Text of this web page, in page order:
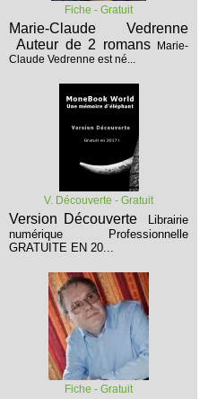
Fiche - Gratuit
Marie-Claude Vedrenne
Auteur de 2 romans
Marie-
Claude Vedrenne est né...
V. Découverte - Gratuit
Version Découverte
Librairie
numérique Professionnelle
GRATUITE EN 20...
Fiche - Gratuit